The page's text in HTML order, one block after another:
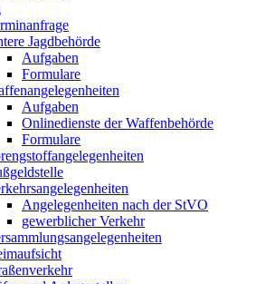
Jagdbehörde
Aufgaben
Formulare
Aufgaben
Onlinedienste der Waffenbehörde
Formulare
Angelegenheiten nach der StVO
gewerblicher Verkehr